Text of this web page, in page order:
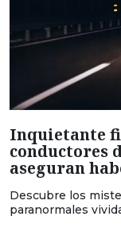
Inquietante
conductores
aseguran
Descubre los
paranormales